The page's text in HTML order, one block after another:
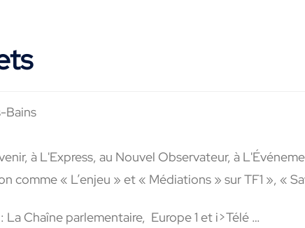
Bains
à L'Express, au Nouvel Observateur, à
comme « L’enjeu » et « Médiations » sur TF1 », «
Chaîne parlementaire, Europe 1 et i>Télé …